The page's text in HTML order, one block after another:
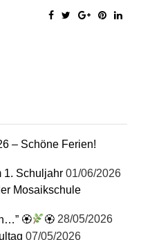
– Schöne Ferien!
1. Schuljahr 01/06/2026
Mosaikschule
🏵
🏵 28/05/2026
07/05/2026